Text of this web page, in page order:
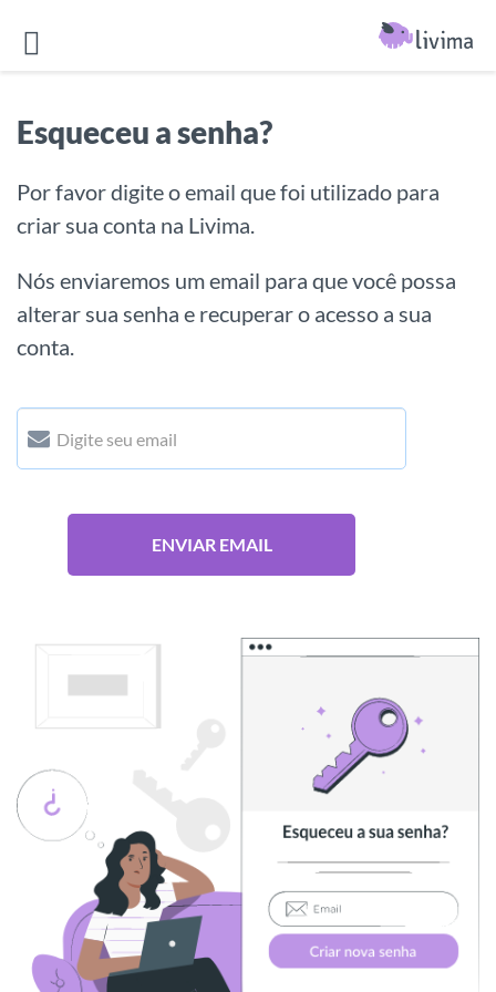
Esqueceu a senha?
Por favor digite o email que foi utilizado para
criar sua conta na Livima.
Nós enviaremos um email para que você possa
alterar sua senha e recuperar o acesso a sua
conta.